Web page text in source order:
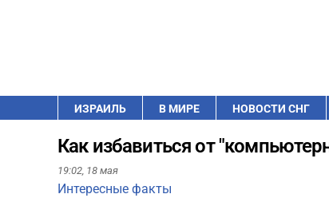
ИЗРАИЛЬ В МИРЕ НОВОСТИ СНГ
Как избавиться от
19:02, 18 мая
Интересные факты